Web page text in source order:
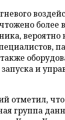
более
вероятно
и
отметил, что
группа